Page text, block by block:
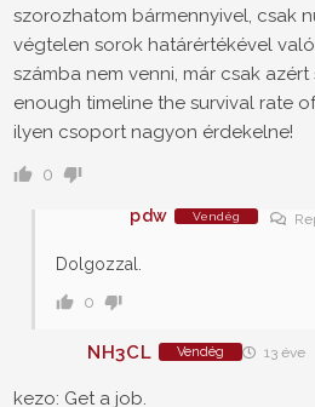
szorozhatom bármennyivel, csak
végtelen sorok határértékével
számba nem venni, már csak
enough timeline the survival rate
ilyen csoport nagyon érdekelne!
0
pdw Vendég
Dolgozzal.
0
NH3CL Vendég 13 éve
kezo: Get a job.